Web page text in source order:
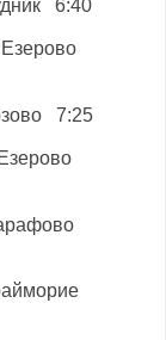
6:40
Езерово
7:25
Езерово